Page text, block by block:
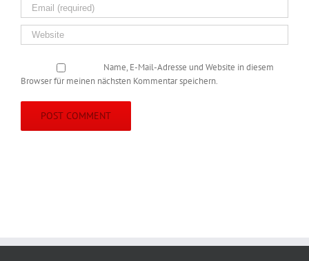
Name, E-Mail-Adresse und Website in diesem
Browser für meinen nächsten Kommentar speichern.